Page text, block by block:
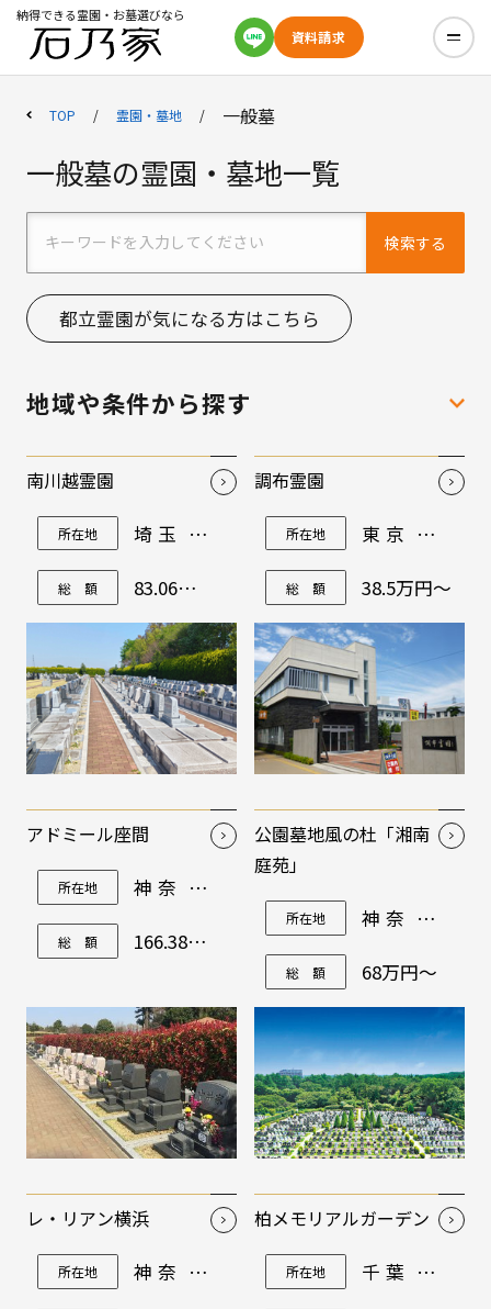
納得できる霊園・お墓選びなら
資料請求
TOP 霊園・墓地 一般墓
一般墓の霊園・墓地一覧
検索する
都立霊園が気になる方はこちら
地域や条件から探す
南川越霊園
所在地 埼玉県川
越市大字
窪236-3 他
総 額 83.06万円
調布霊園
所在地 東京都調
布市深大
28-1
総 額 38.5万円～
アドミール座間
所在地 神奈川県
座間市栗
総 額 166.38万円
公園墓地風の杜「湘南
庭苑」
所在地 神奈川県
藤沢市大
総 額 68万円～
レ・リアン横浜
所在地 神奈川県
横浜市旭
柏メモリアルガーデン
所在地 千葉県柏
市増尾180-